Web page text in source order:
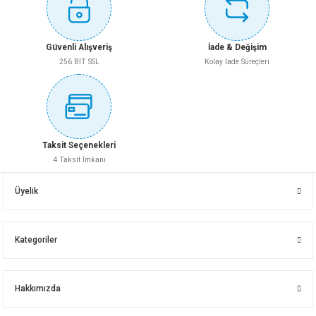
ÇELİK KAPI KAR-DOOR 1468 MODEL CAMLI KASA ANT.KANAT BEYAZ SOL
ÇELİK KAPI KAR-DOOR 1635 MODEL ÇİFT RENK ANTRASİT KASA SAĞ
Güvenli Alışveriş
256 BİT SSL
İade & Değişim
Kolay İade Süreçleri
Taksit Seçenekleri
4 Taksit İmkanı
Üyelik
Kategoriler
Hakkımızda